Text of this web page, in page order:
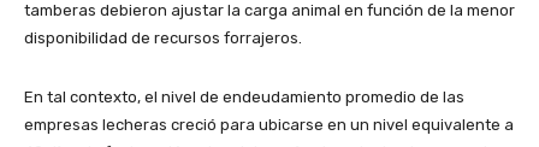
tamberas debieron ajustar la carga animal en función de la menor
disponibilidad de recursos forrajeros.
En tal contexto, el nivel de endeudamiento promedio de las
empresas lecheras creció para ubicarse en un nivel equivalente a